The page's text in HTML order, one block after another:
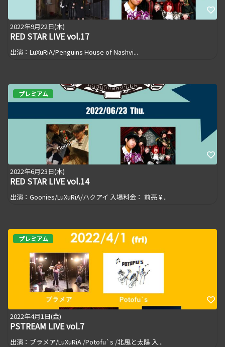
2022年9月22日(木)
RED STAR LIVE vol.17
出演：LuXuRiA/Penguins House of Nashvi...
プレミアム
2022年6月23日(木)
RED STAR LIVE vol.14
出演：Goonies/LuXuRiA/ハクアイ 入場料金： 前売 ¥...
プレミアム
2022年4月1日(金)
PSTREAM LIVE vol.7
出演：ブラメア/LuXuRiA /Potofu`s /北風と太陽 入...